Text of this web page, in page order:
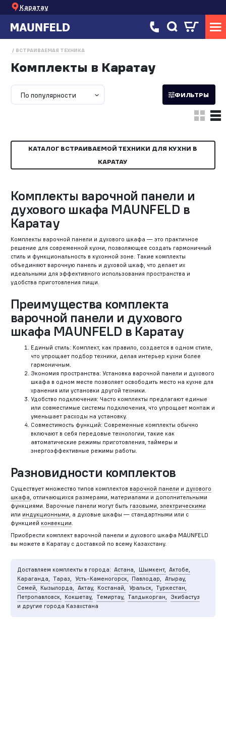
Каратау
ВСТРАИВАЕМАЯ ТЕХНИКА
Комплекты в Каратау
По популярности ФИЛЬТРЫ
КАТАЛОГ ВСТРАИВАЕМОЙ ТЕХНИКИ ДЛЯ КУХНИ В
КАРАТАУ
Комплекты варочной панели и
духового шкафа MAUNFELD в
Каратау
Комплекты варочной панели и духового шкафа — это практичное
решение для современной кухни, позволяющее создать гармоничный
стиль и функциональность в кухонной зоне. Такие комплекты
объединяют варочную панель и духовой шкаф, что делает их
идеальными для эффективного использования пространства и
удобства приготовления пищи.
Преимущества комплекта
варочной панели и духового
шкафа MAUNFELD в Каратау
Единый стиль: Комплект, как правило, создается в одном стиле,
что упрощает подбор техники, делая интерьер кухни более
гармоничным.
Экономия пространства: Установка варочной панели и духового
шкафа в одном месте позволяет освободить место на кухне для
хранения или установки другой техники.
Удобство подключения: Часто комплекты предлагают единые
или совместимые системы подключения, что упрощает монтаж и
уменьшает расходы на установку.
Совместимость функций: Современные комплекты обычно
включают в себя передовые технологии, такие как
автоматические режимы приготовления, таймеры и
энергоэффективные режимы работы.
Разновидности комплектов
Существует множество типов комплектов варочной панели и духового
шкафа, отличающихся размерами, материалами и дополнительными
функциями. Варочные панели могут быть газовыми, электрическими
или индукционными, а духовые шкафы — стандартными или с
функцией конвекции.
Приобрести комплект варочной панели и духового шкафа MAUNFELD
вы можете в Каратау с доставкой по всему Казахстану.
Доставляем комплекты в города: Астана, Шымкент, Актобе,
Караганда,
Тараз, Усть-Каменогорск, Павлодар,
Атырау,
Семей,
Кызылорда, Актау, Костанай, Уральск,
Туркестан,
Петропавловск,
Кокшетау, Темиртау, Талдыкорган,
Экибастуз
и другие города Казахстана